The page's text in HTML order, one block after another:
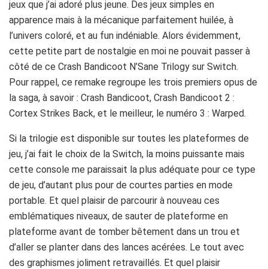
jeux que j’ai adoré plus jeune. Des jeux simples en
apparence mais à la mécanique parfaitement huilée, à
l’univers coloré, et au fun indéniable. Alors évidemment,
cette petite part de nostalgie en moi ne pouvait passer à
côté de ce Crash Bandicoot N’Sane Trilogy sur Switch.
Pour rappel, ce remake regroupe les trois premiers opus de
la saga, à savoir : Crash Bandicoot, Crash Bandicoot 2 :
Cortex Strikes Back, et le meilleur, le numéro 3 : Warped.
Si la trilogie est disponible sur toutes les plateformes de
jeu, j’ai fait le choix de la Switch, la moins puissante mais
cette console me paraissait la plus adéquate pour ce type
de jeu, d’autant plus pour de courtes parties en mode
portable. Et quel plaisir de parcourir à nouveau ces
emblématiques niveaux, de sauter de plateforme en
plateforme avant de tomber bêtement dans un trou et
d’aller se planter dans des lances acérées. Le tout avec
des graphismes joliment retravaillés. Et quel plaisir